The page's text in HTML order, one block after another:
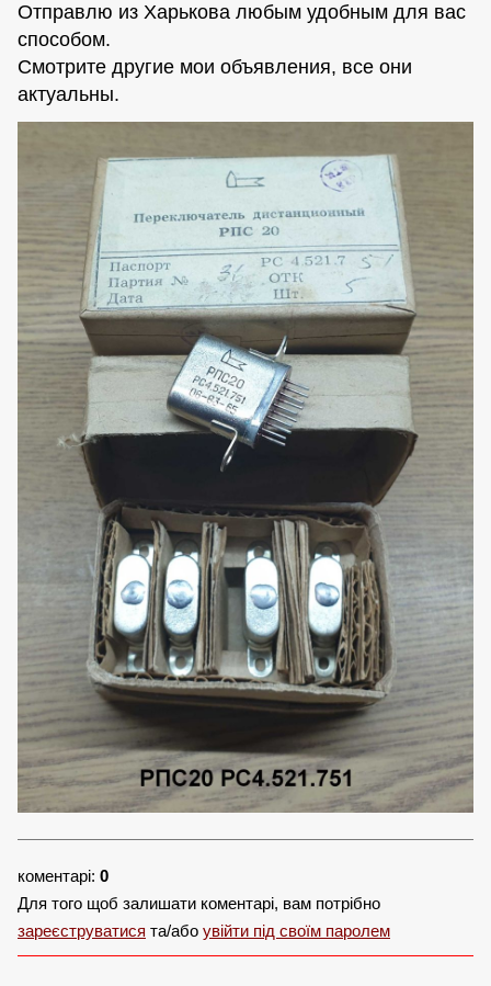
Отправлю из Харькова любым удобным для вас
способом.
Смотрите другие мои объявления, все они
актуальны.
коментарі: 0
Для того щоб залишати коментарі, вам потрібно
зареєструватися та/або увійти під своїм паролем